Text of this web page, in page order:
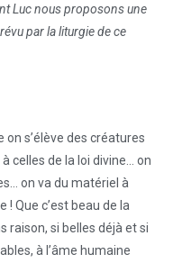
Luc nous proposons une
par la liturgie de ce
s’élève des créatures
celles de la loi divine… on
on va du matériel à
Que c’est beau de la
raison, si belles déjà et si
à l’âme humaine